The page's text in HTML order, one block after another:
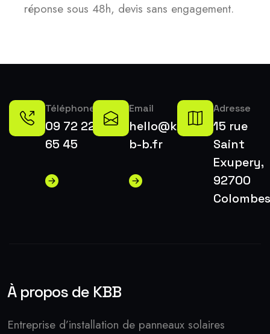
réponse sous 48h, devis sans engagement.
Téléphone
09 72 22
65 45
Email
hello@k-
b-b.fr
Adresse
15 rue
Saint
Exupery,
92700
Colombes
À propos de KBB
Entreprise d’installation de panneaux solaires